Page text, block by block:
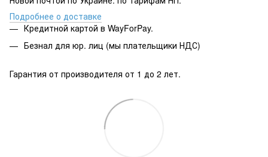
Подробнее о доставке
Кредитной картой в WayForPay.
Безнал для юр. лиц (мы плательщики НДС)
Гарантия от производителя от 1 до 2 лет.